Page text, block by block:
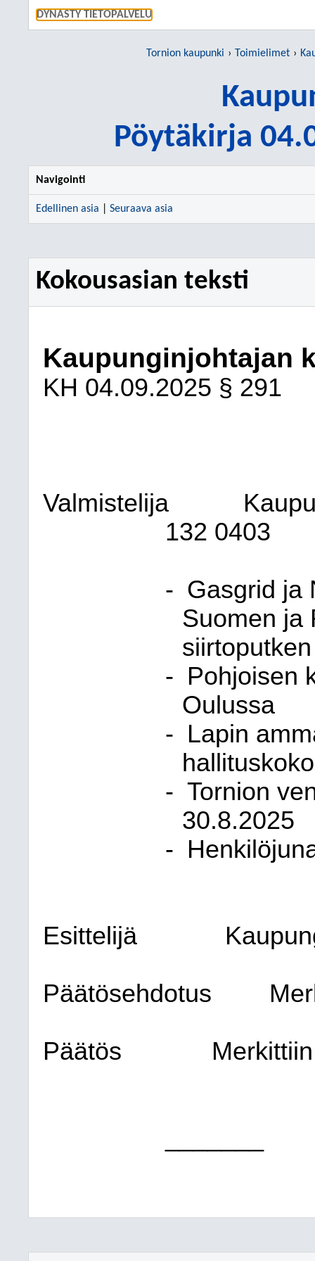
DYNASTY TIETOPALVELU
Tornion kaupunki Toimielimet
Pöytäkirja
Navigointi
Edellinen asia Seuraava asia
Kokousasian teksti
Kaupunginjohtajan
KH 04.09.2025 § 291
Valmistelija
132 0403
- Gasgrid ja
Suomen ja
- Pohjoisen
Oulussa
- Lapin
- Tornion
30.8.2025
-
Esittelijä
Päätösehdotus
Päätös